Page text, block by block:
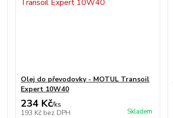
Olej do převodovky - MOTUL Transoil
Expert 10W40
234 Kč/ks
193 Kč bez DPH Skladem